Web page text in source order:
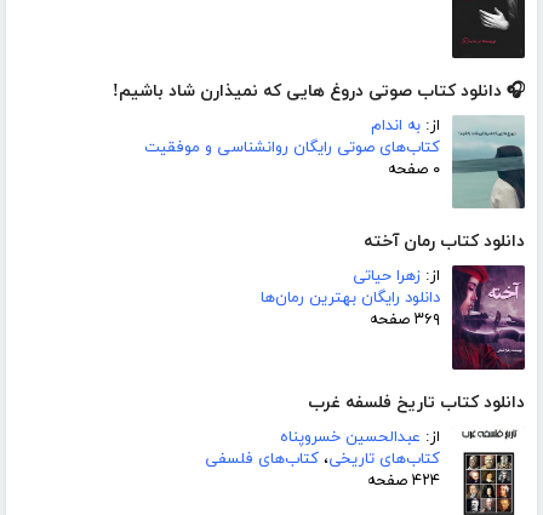
🎧 دانلود کتاب صوتی دروغ هایی که نمیذارن شاد باشیم!
از: به اندام
کتاب‌های صوتی رایگان روانشناسی و موفقیت
۰ صفحه
دانلود کتاب رمان آخته
از: زهرا حیاتی
دانلود رایگان بهترین رمان‌ها
۳۶۹ صفحه
دانلود کتاب تاریخ فلسفه غرب
از: عبدالحسین خسروپناه
کتاب‌های تاریخی، کتاب‌های فلسفی
۴۲۴ صفحه